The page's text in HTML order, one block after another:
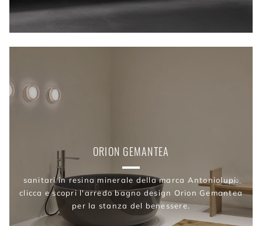
ORION GEMANTEA
sanitari in resina minerale della marca Antoniolupi:
clicca e scopri l'arredo bagno design Orion Gemantea
per la stanza del benessere.